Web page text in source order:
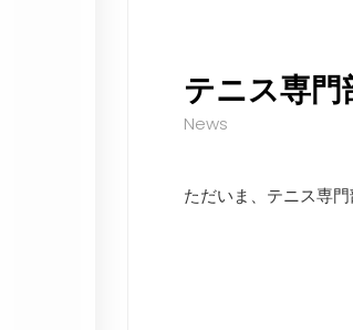
テニス専門
News
ただいま、テニス専